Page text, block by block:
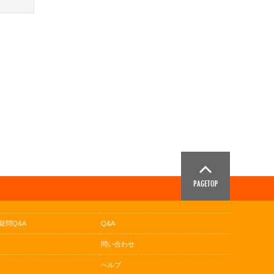
問Q&A Q&A
問い合わせ
ヘルプ